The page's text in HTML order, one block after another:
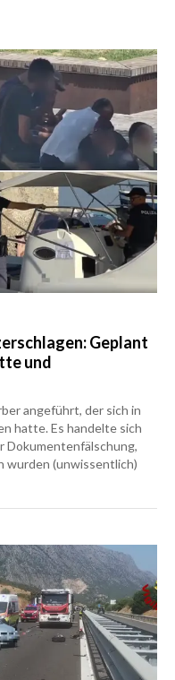
Geplant
und
angeführt, der sich in
hatte. Es handelte sich
Dokumentenfälschung,
wurden (unwissentlich)